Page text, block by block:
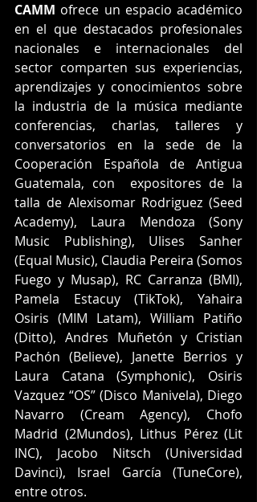
CAMM ofrece un espacio académico
en el que destacados profesionales
nacionales e internacionales del
sector comparten sus experiencias,
aprendizajes y conocimientos sobre
la industria de la música mediante
conferencias, charlas, talleres y
conversatorios en la sede de la
Cooperación Española de Antigua
Guatemala, con  expositores de la
talla de Alexisomar Rodriguez (Seed
Academy), Laura Mendoza (Sony
Music Publishing), Ulises Sanher
(Equal Music), Claudia Pereira (Somos
Fuego y Musap), RC Carranza (BMI),
Pamela Estacuy (TikTok), Yahaira
Osiris (MIM Latam), William Patiño
(Ditto), Andres Muñetón y Cristian
Pachón (Believe), Janette Berrios y
Laura Catana (Symphonic), Osiris
Vazquez “OS” (Disco Manivela), Diego
Navarro (Cream Agency), Chofo
Madrid (2Mundos), Lithus Pérez (Lit
INC), Jacobo Nitsch (Universidad
Davinci), Israel García (TuneCore),
entre otros.